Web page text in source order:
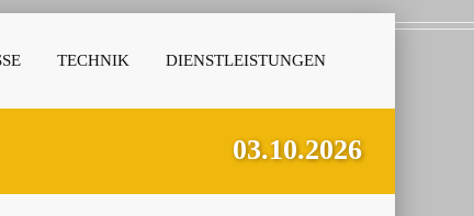
TECHNIK DIENSTLEISTUNGEN
03.10.2026